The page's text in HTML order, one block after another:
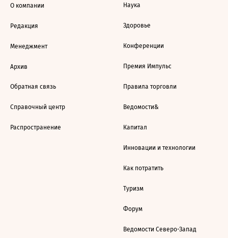
О компании
Редакция
Менеджмент
Архив
Обратная связь
Справочный центр
Распространение
Наука
Здоровье
Конференции
Премия Импульс
Правила торговли
Ведомости&
Капитал
Инновации и технологии
Как потратить
Туризм
Форум
Ведомости Северо-Запад